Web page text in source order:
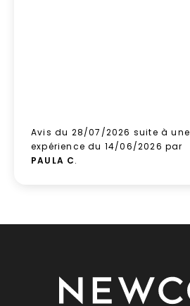
Avis du 28/07/2026 suite à une
expérience du 14/06/2026 par
PAULA C.